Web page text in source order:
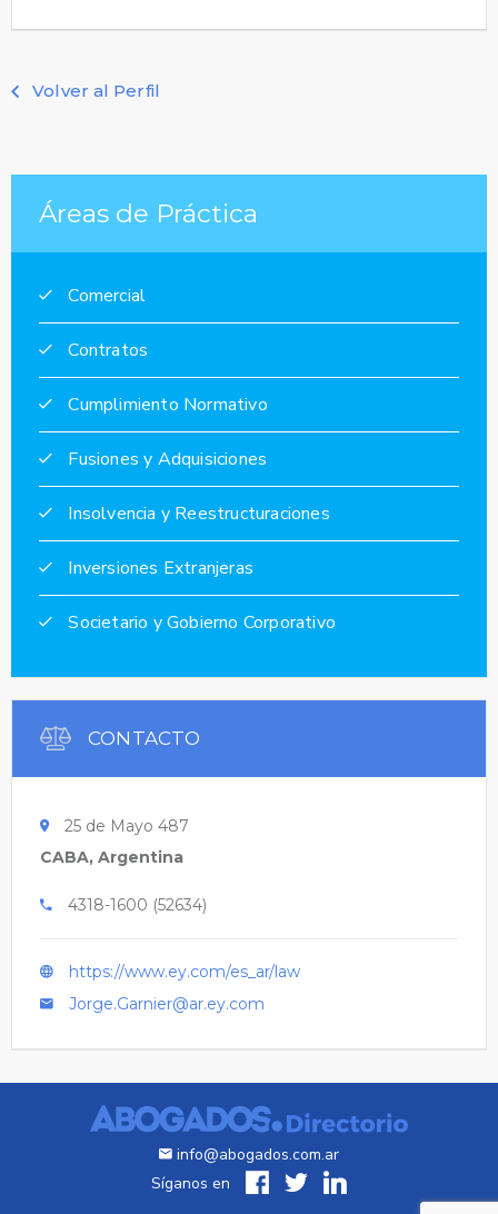
Volver al Perfil
Áreas de Práctica
Comercial
Contratos
Cumplimiento Normativo
Fusiones y Adquisiciones
Insolvencia y Reestructuraciones
Inversiones Extranjeras
Societario y Gobierno Corporativo
CONTACTO
25 de Mayo 487
CABA, Argentina
4318-1600 (52634)
https://www.ey.com/es_ar/law
Jorge.Garnier@ar.ey.com
info@abogados.com.ar
Síganos en